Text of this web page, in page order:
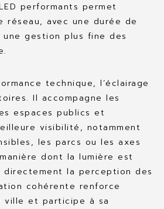
performants permet
réseau, avec une durée de
gestion plus fine des
technique, l’éclairage
Il accompagne les
espaces publics et
visibilité, notamment
les parcs ou les axes
dont la lumière est
la perception des
cohérente renforce
ville et participe à sa